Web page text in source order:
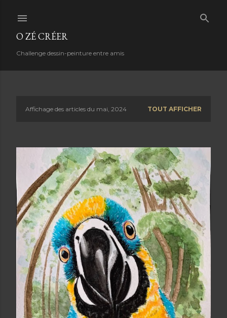
O ZÉ CRÉER
Challenge dessin-peinture entre amis
i
c
l
e
s
Affichage des articles du mai, 2024 TOUT AFFICHER